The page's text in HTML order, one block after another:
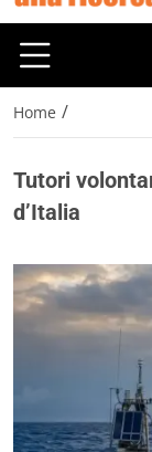
Home /
Tutori
d’Italia